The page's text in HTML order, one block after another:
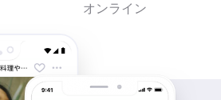
オンライン